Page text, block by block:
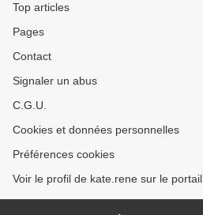
Top articles
Pages
Contact
Signaler un abus
C.G.U.
Cookies et données personnelles
Préférences cookies
Voir le profil de kate.rene sur le